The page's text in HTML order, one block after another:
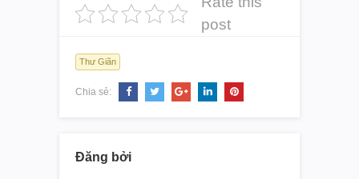
post
Thư Giãn
Chia sẻ:
Đăng bởi